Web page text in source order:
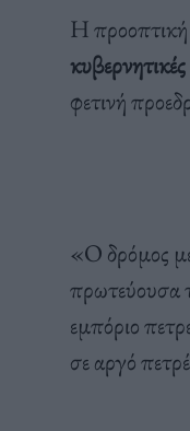
Η
φετινή
«Ο δρόμος
πρωτεύουσα
εμπόριο
σε αργό